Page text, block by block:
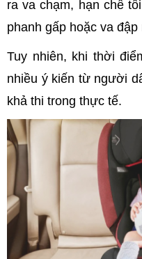
ra va chạm, hạn chế
phanh gấp hoặc va đập
Tuy nhiên, khi thời
nhiều ý kiến từ người
khả thi trong thực tế.